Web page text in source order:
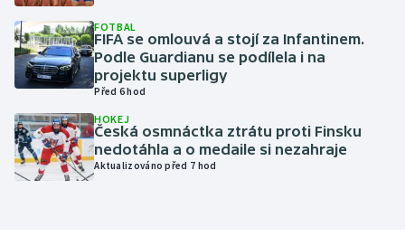
Lyže a snowboard
Moderní pětiboj
Motorsport
Olympijské hry
Parasport
FOTBAL
FIFA se omlouvá a stojí za Infantinem.
Podle Guardianu se podílela i na
projektu superligy
Před 6 hod
HOKEJ
Česká osmnáctka ztrátu proti Finsku
nedotáhla a o medaile si nezahraje
Aktualizováno před 7 hod